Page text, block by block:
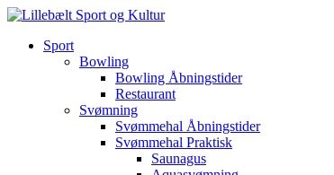
Sport
Bowling
Bowling Åbningstider
Restaurant
Svømning
Svømmehal Åbningstider
Svømmehal Praktisk
Saunagus